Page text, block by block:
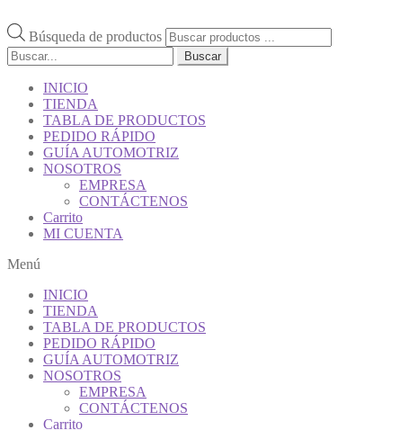
Búsqueda de productos
Buscar
INICIO
TIENDA
TABLA DE PRODUCTOS
PEDIDO RÁPIDO
GUÍA AUTOMOTRIZ
NOSOTROS
EMPRESA
CONTÁCTENOS
Carrito
MI CUENTA
Menú
INICIO
TIENDA
TABLA DE PRODUCTOS
PEDIDO RÁPIDO
GUÍA AUTOMOTRIZ
NOSOTROS
EMPRESA
CONTÁCTENOS
Carrito